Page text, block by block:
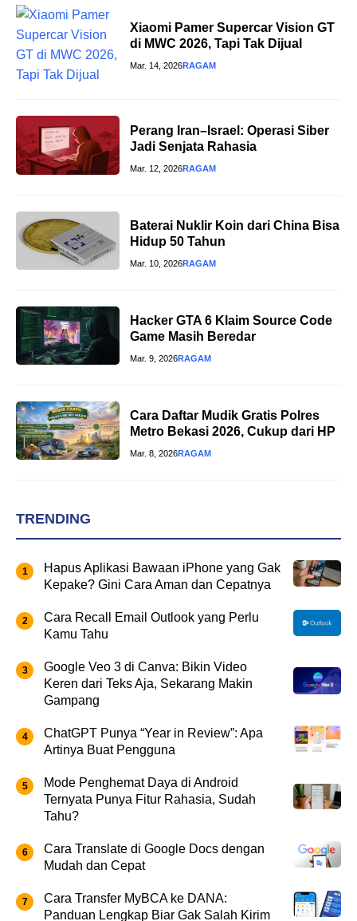
Xiaomi Pamer Supercar Vision GT
di MWC 2026, Tapi Tak Dijual
Mar. 14, 2026RAGAM
Perang Iran–Israel: Operasi Siber
Jadi Senjata Rahasia
Mar. 12, 2026RAGAM
Baterai Nuklir Koin dari China Bisa
Hidup 50 Tahun
Mar. 10, 2026RAGAM
Hacker GTA 6 Klaim Source Code
Game Masih Beredar
Mar. 9, 2026RAGAM
Cara Daftar Mudik Gratis Polres
Metro Bekasi 2026, Cukup dari HP
Mar. 8, 2026RAGAM
TRENDING
Hapus Aplikasi Bawaan iPhone yang Gak
Kepake? Gini Cara Aman dan Cepatnya
Cara Recall Email Outlook yang Perlu
Kamu Tahu
Google Veo 3 di Canva: Bikin Video
Keren dari Teks Aja, Sekarang Makin
Gampang
ChatGPT Punya “Year in Review”: Apa
Artinya Buat Pengguna
Mode Penghemat Daya di Android
Ternyata Punya Fitur Rahasia, Sudah
Tahu?
Cara Translate di Google Docs dengan
Mudah dan Cepat
Cara Transfer MyBCA ke DANA:
Panduan Lengkap Biar Gak Salah Kirim